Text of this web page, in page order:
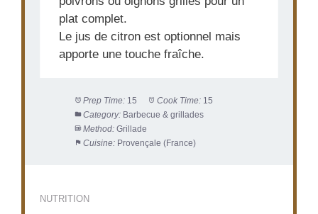
plat complet.
Le jus de citron est optionnel mais
apporte une touche fraîche.
Prep Time: 15 Cook Time: 15
Category: Barbecue & grillades
Method: Grillade
Cuisine: Provençale (France)
NUTRITION